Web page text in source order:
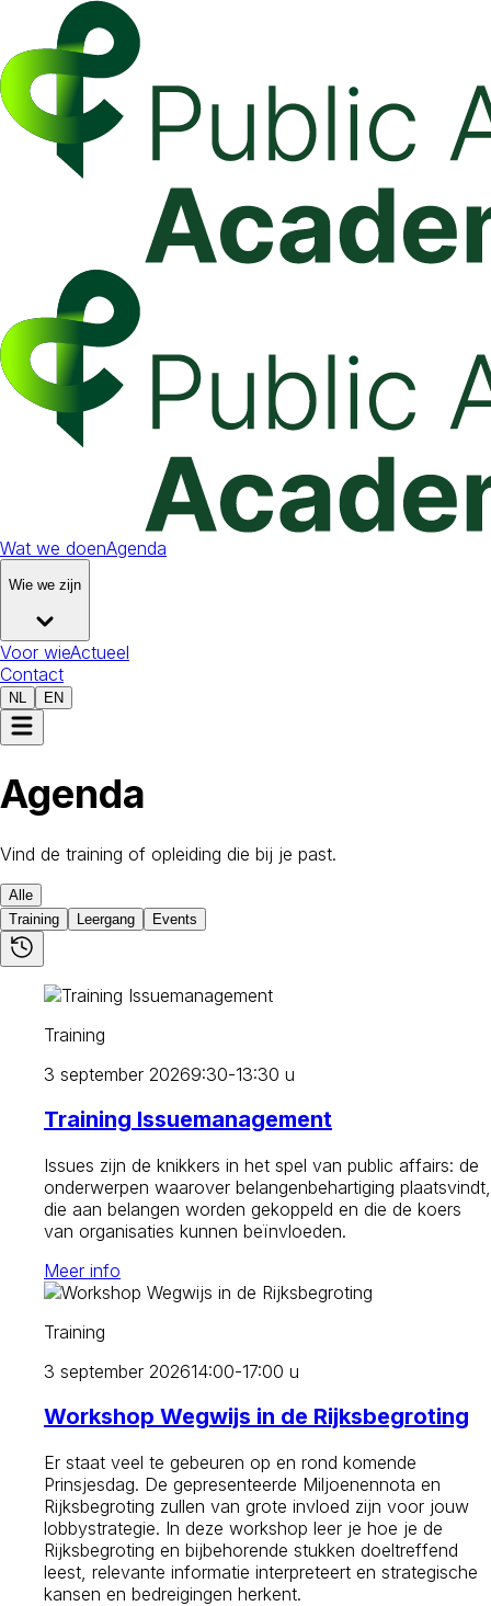
Wat we doenAgenda
Wie we zijn
Voor wieActueel
Contact
NL EN
Agenda
Vind de training of opleiding die bij je past.
Alle
Training
Leergang Events
Training
3 september 20269:30-13:30 u
Training Issuemanagement
Issues zijn de knikkers in het spel van public affairs: de
onderwerpen waarover belangenbehartiging plaatsvindt,
die aan belangen worden gekoppeld en die de koers
van organisaties kunnen beïnvloeden.
Meer info
Training
3 september 202614:00-17:00 u
Workshop Wegwijs in de Rijksbegroting
Er staat veel te gebeuren op en rond komende
Prinsjesdag. De gepresenteerde Miljoenennota en
Rijksbegroting zullen van grote invloed zijn voor jouw
lobbystrategie. In deze workshop leer je hoe je de
Rijksbegroting en bijbehorende stukken doeltreffend
leest, relevante informatie interpreteert en strategische
kansen en bedreigingen herkent.